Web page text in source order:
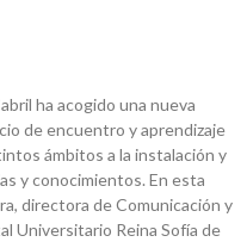
ha acogido una nueva
de encuentro y aprendizaje
ámbitos a la instalación y
y conocimientos. En esta
directora de Comunicación y
Universitario Reina Sofía de